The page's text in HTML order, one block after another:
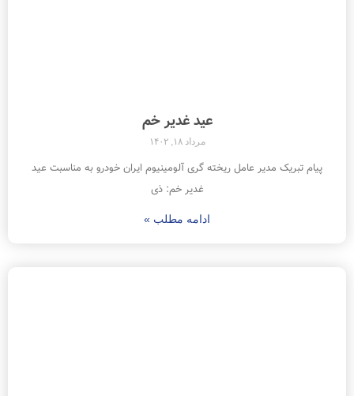
عید غدیر خم
مرداد ۱۸, ۱۴۰۲
پیام تبریک مدیر عامل ریخته گری آلومینیوم ایران خودرو به مناسبت عید
غدیر خم: ذی
ادامه مطلب »